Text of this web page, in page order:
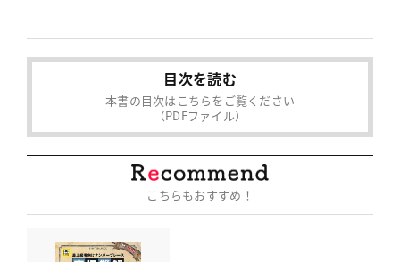
目次を読む
本書の目次はこちらをご覧ください
（PDFファイル）
こちらもおすすめ！